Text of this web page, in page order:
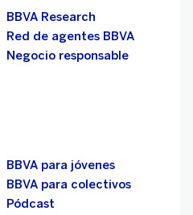
BBVA Research
Red de agentes BBVA
Negocio responsable
BBVA para jóvenes
BBVA para colectivos
Pódcast